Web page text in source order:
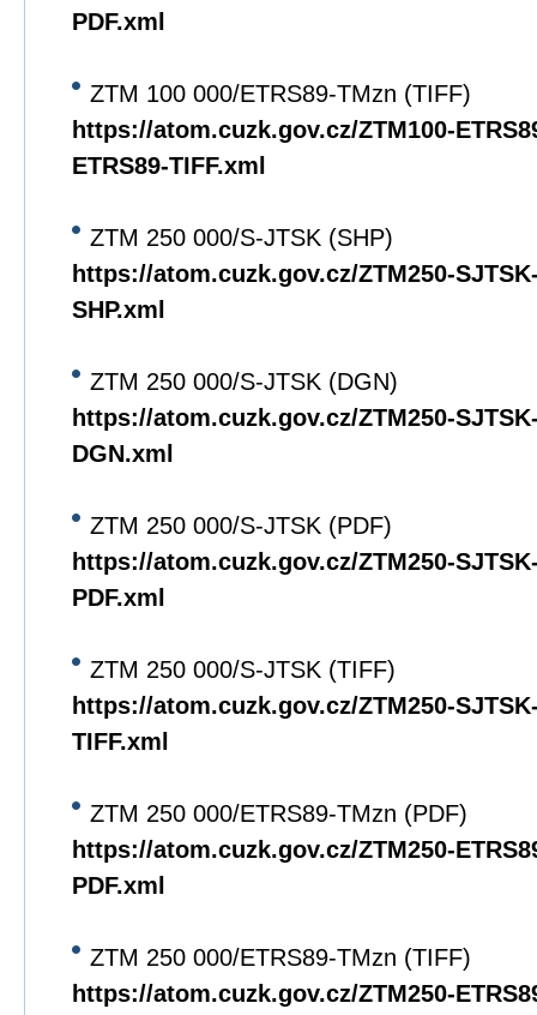
PDF.xml
ZTM 100 000/ETRS89-TMzn (TIFF)
https://atom.cuzk.gov.cz/ZTM100-
ETRS89-TIFF.xml
ZTM 250 000/S-JTSK (SHP)
https://atom.cuzk.gov.cz/ZTM250-
SHP.xml
ZTM 250 000/S-JTSK (DGN)
https://atom.cuzk.gov.cz/ZTM250-
DGN.xml
ZTM 250 000/S-JTSK (PDF)
https://atom.cuzk.gov.cz/ZTM250-
PDF.xml
ZTM 250 000/S-JTSK (TIFF)
https://atom.cuzk.gov.cz/ZTM250-
TIFF.xml
ZTM 250 000/ETRS89-TMzn (PDF)
https://atom.cuzk.gov.cz/ZTM250-
PDF.xml
ZTM 250 000/ETRS89-TMzn (TIFF)
https://atom.cuzk.gov.cz/ZTM250-